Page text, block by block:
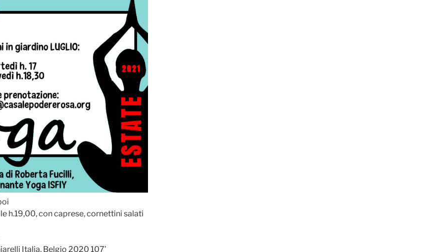
h.19,00, con caprese, cornettini salati
Italia, Belgio 2020 107’